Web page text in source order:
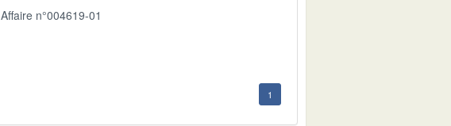
Affaire n°004619-01
1